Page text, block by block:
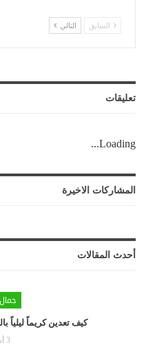
السابق التالي
تعليقات
Loading...
المشاركات الاخيرة
أحدث المقالات
كيف تعدين كريماً ليلياً
3 أشهر منذ